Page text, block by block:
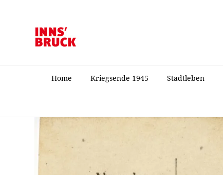
Home Kriegsende 1945 Stadtleben